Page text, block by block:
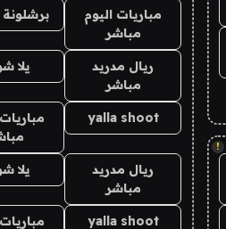
!
مباريات اليوم
مباشر
ريال مدريد
مباشر
يلا
yalla shoot
ريال مدريد
مباشر
يلا
yalla shoot